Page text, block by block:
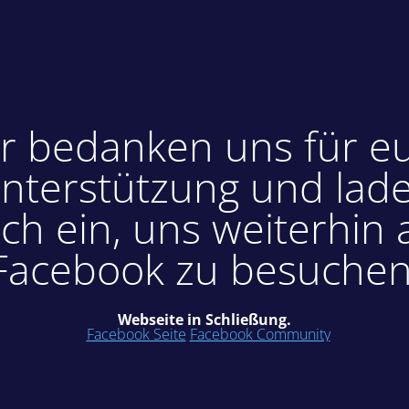
bedanken uns für
und
ein, uns weiterhin
zu
Webseite in Schließung.
Facebook Seite Facebook Community